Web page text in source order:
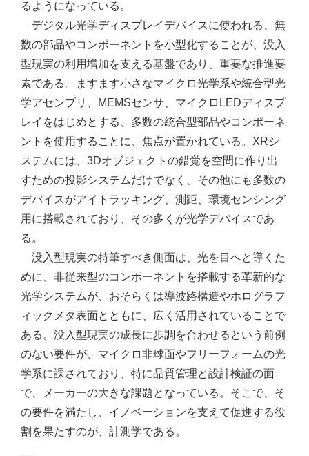
るようになっている。
デジタル光学ディスプレイデバイスに使われる、無
数の部品やコンポーネントを小型化することが、没入
型現実の利用増加を支える基盤であり、重要な推進要
素である。ますます小さなマイクロ光学系や統合型光
学アセンブリ、MEMSセンサ、マイクロLEDディスプ
レイをはじめとする、多数の統合型部品やコンポーネ
ントを使用することに、焦点が置かれている。XRシ
ステムには、3Dオブジェクトの錯覚を空間に作り出
すための投影システムだけでなく、その他にも多数の
デバイスがアイトラッキング、測距、環境センシング
用に搭載されており、その多くが光学デバイスであ
る。
没入型現実の特筆すべき側面は、光を目へと導くた
めに、非従来型のコンポーネントを搭載する革新的な
光学システムが、おそらくは導波路構造やホログラフ
ィックメタ表面とともに、広く活用されていることで
ある。没入型現実の成長に歩調を合わせるという前例
のない要件が、マイクロ非球面やフリーフォームの光
学系に課されており、特に品質管理と設計検証の面
で、メーカーの大きな課題となっている。そこで、そ
の要件を満たし、イノベーションを支えて促進する役
割を果たすのが、計測学である。